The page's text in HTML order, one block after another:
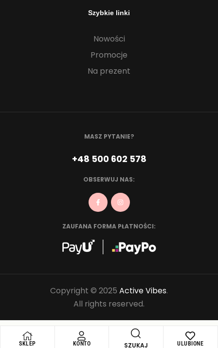
SKLEP KONTO SZUKAJ ULUBIONE
Szybkie linki
Nowości
Promocje
Na prezent
MASZ PYTANIE?
+48 500 602 578
OBSERWUJ NAS:
ZAUFANA FORMA PŁATNOŚCI:
Copyright © 2025 Active Vibes.
All rights reserved.